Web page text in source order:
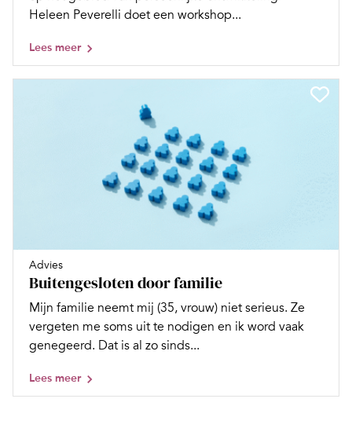
Heleen Peverelli doet een workshop...
Lees meer
Advies
Buitengesloten door familie
Mijn familie neemt mij (35, vrouw) niet serieus. Ze
vergeten me soms uit te nodigen en ik word vaak
genegeerd. Dat is al zo sinds...
Lees meer